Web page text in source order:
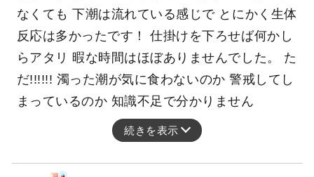
なくても 下潮は流れている感じで とにかく生体
反応は多かったです！ 仕掛けを下ろせば何かし
らアタリ 暇な時間はほぼありませんでした。 た
だ!!!!!! 濁った潮が気に食わないのか 警戒してし
まっているのか 知識不足で分かりません
続きを表示